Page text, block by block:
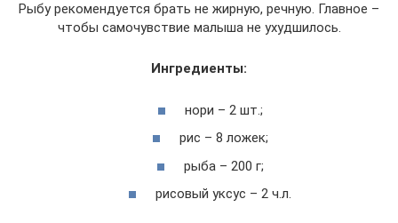
Рыбу рекомендуется брать не жирную, речную. Главное –
чтобы самочувствие малыша не ухудшилось.
Ингредиенты:
нори – 2 шт.;
рис – 8 ложек;
рыба – 200 г;
рисовый уксус – 2 ч.л.